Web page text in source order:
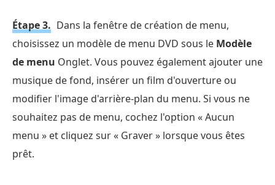
Étape 3. Dans la fenêtre de création de menu,
choisissez un modèle de menu DVD sous le Modèle
de menu Onglet. Vous pouvez également ajouter une
musique de fond, insérer un film d'ouverture ou
modifier l'image d'arrière-plan du menu. Si vous ne
souhaitez pas de menu, cochez l'option « Aucun
menu » et cliquez sur « Graver » lorsque vous êtes
prêt.